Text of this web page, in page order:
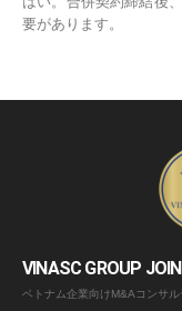
要があります。
VINASC GROUP
ベトナム企業向けM&Aコンサ